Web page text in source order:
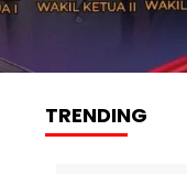
TRENDING